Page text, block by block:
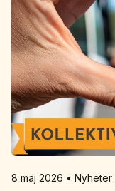
8 maj 2026 • Nyheter